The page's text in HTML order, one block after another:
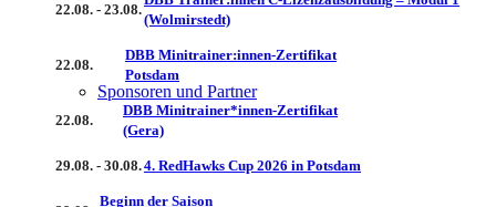
Sponsoren und Partner
22.08. - 23.08.
(Wolmirstedt)
22.08.
DBB Minitrainer:innen-Zertifikat
Potsdam
22.08.
DBB Minitrainer*innen-Zertifikat
(Gera)
29.08. - 30.08.4. RedHawks Cup 2026 in Potsdam
Beginn der Saison